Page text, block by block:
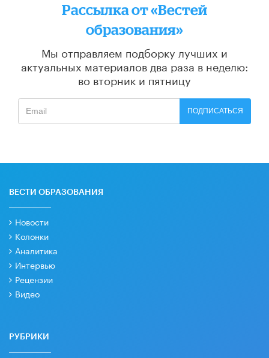
Рассылка от «Вестей
образования»
Мы отправляем подборку лучших и
актуальных материалов два раза в неделю:
во вторник и пятницу
ПОДПИСАТЬСЯ
ВЕСТИ ОБРАЗОВАНИЯ
Новости
Колонки
Аналитика
Интервью
Рецензии
Видео
РУБРИКИ